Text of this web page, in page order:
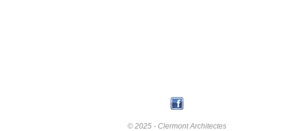
© 2025 - Clermont Architectes